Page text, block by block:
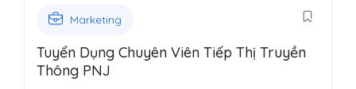
Marketing
Tuyển Dụng Chuyên Viên Tiếp Thị Truyền
Thông PNJ